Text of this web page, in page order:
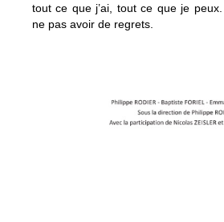
tout ce que j’ai, tout ce que je peux.
ne pas avoir de regrets.